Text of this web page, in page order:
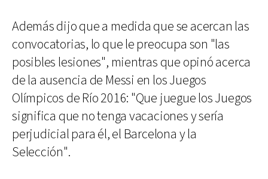
Además dijo que a medida que se acercan las
convocatorias, lo que le preocupa son "las
posibles lesiones", mientras que opinó acerca
de la ausencia de Messi en los Juegos
Olímpicos de Río 2016: "Que juegue los Juegos
significa que no tenga vacaciones y sería
perjudicial para él, el Barcelona y la
Selección".